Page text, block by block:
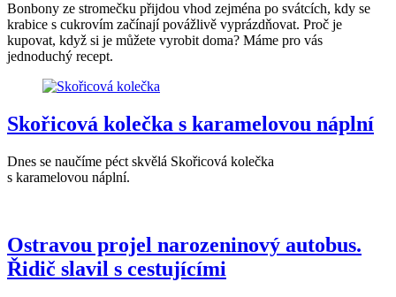
Bonbony ze stromečku přijdou vhod zejména po svátcích, kdy se
krabice s cukrovím začínají povážlivě vyprázdňovat. Proč je
kupovat, když si je můžete vyrobit doma? Máme pro vás
jednoduchý recept.
Skořicová kolečka s karamelovou náplní
Dnes se naučíme péct skvělá Skořicová kolečka
s karamelovou náplní.
Ostravou projel narozeninový autobus.
Řidič slavil s cestujícími